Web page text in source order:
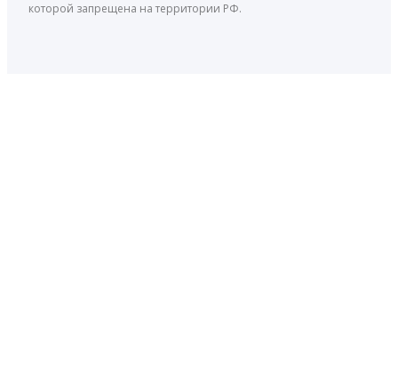
которой запрещена на территории РФ.